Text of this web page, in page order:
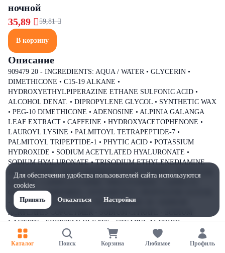
ночной
35,89 59,81 
В корзину
Описание
909479 20 - INGREDIENTS: AQUA / WATER • GLYCERIN •
DIMETHICONE • C15-19 ALKANE •
HYDROXYETHYLPIPERAZINE ETHANE SULFONIC ACID •
ALCOHOL DENAT. • DIPROPYLENE GLYCOL • SYNTHETIC WAX
• PEG-10 DIMETHICONE • ADENOSINE • ALPINIA GALANGA
LEAF EXTRACT • CAFFEINE • HYDROXYACETOPHENONE •
LAUROYL LYSINE • PALMITOYL TETRAPEPTIDE-7 •
PALMITOYL TRIPEPTIDE-1 • PHYTIC ACID • POTASSIUM
HYDROXIDE • SODIUM ACETYLATED HYALURONATE •
SODIUM HYALURONATE • TRISODIUM ETHYLENEDIAMINE
DISUCCINATE • DISTEARDIMONIUM HECTORITE • BUTYLENE
GLYCOL • CAPRYLIC/CAPRIC TRIGLYCERIDE • CAPRYLYL
GLYCOL • CARBOMER • CETEARETH-6 • PENTYLENE GLYCOL
• POLYEPSILON-LYSINE • POLYSORBATE 20 • SODIUM
ACRYLATES COPOLYMER • SODIUM CITRATE • SODIUM
LACTATE • SORBITAN OLEATE • STEARYL ALCOHOL •
TOCOPHEROL • XANTHAN GUM • ZEA MAYS STARCH / CORN
STARCH • DIMETHICONE/PEG-10/15 CROSSPOLYMER •
Каталог Поиск Корзина Любимое Профиль
Для обеспечения удобства пользователей сайта используются
cookies
Принять
Отказаться Настройки